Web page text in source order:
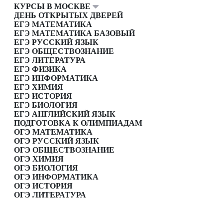
КУРСЫ В МОСКВЕ
ДЕНЬ ОТКРЫТЫХ ДВЕРЕЙ
ЕГЭ МАТЕМАТИКА
ЕГЭ МАТЕМАТИКА БАЗОВЫЙ
ЕГЭ РУССКИЙ ЯЗЫК
ЕГЭ ОБЩЕСТВОЗНАНИЕ
ЕГЭ ЛИТЕРАТУРА
ЕГЭ ФИЗИКА
ЕГЭ ИНФОРМАТИКА
ЕГЭ ХИМИЯ
ЕГЭ ИСТОРИЯ
ЕГЭ БИОЛОГИЯ
ЕГЭ АНГЛИЙСКИЙ ЯЗЫК
ПОДГОТОВКА К ОЛИМПИАДАМ
ОГЭ МАТЕМАТИКА
ОГЭ РУССКИЙ ЯЗЫК
ОГЭ ОБЩЕСТВОЗНАНИЕ
ОГЭ ХИМИЯ
ОГЭ БИОЛОГИЯ
ОГЭ ИНФОРМАТИКА
ОГЭ ИСТОРИЯ
ОГЭ ЛИТЕРАТУРА